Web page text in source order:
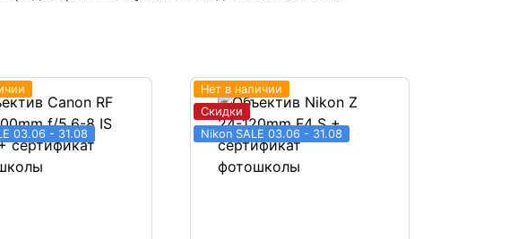
03.06 - 31.08
Нет в наличии
Скидки
Nikon SALE 03.06 - 31.08